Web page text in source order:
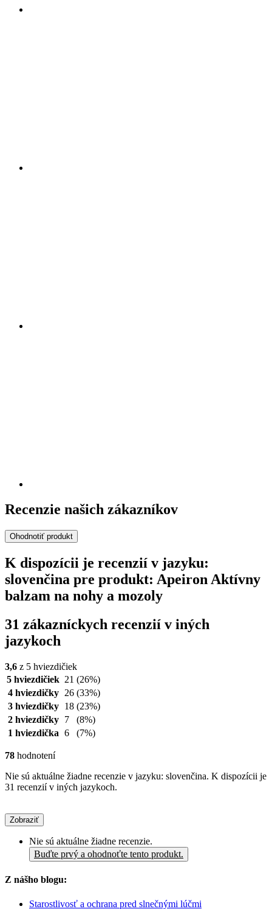
Recenzie našich zákazníkov
Ohodnotiť produkt
K dispozícii je recenzií v jazyku:
slovenčina pre produkt: Apeiron Aktívny
balzam na nohy a mozoly
31 zákazníckych recenzií v iných
jazykoch
3,6 z 5 hviezdičiek
5 hviezdičiek 21 (26%)
4 hviezdičky
26 (33%)
3 hviezdičky
18 (23%)
2 hviezdičky
7
(8%)
1 hviezdička 6 (7%)
78 hodnotení
Nie sú aktuálne žiadne recenzie v jazyku: slovenčina. K dispozícii je
31 recenzií v iných jazykoch.
Zobraziť
Nie sú aktuálne žiadne recenzie.
Buďte prvý a ohodnoťte tento produkt.
Z nášho blogu:
Starostlivosť a ochrana pred slnečnými lúčmi